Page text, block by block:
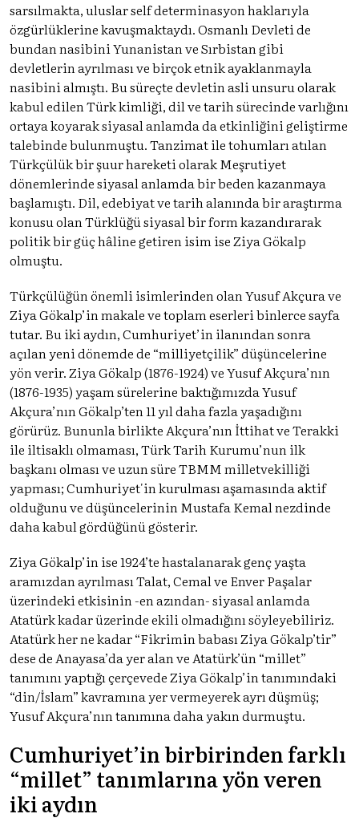
sarsılmakta, uluslar self determinasyon haklarıyla
özgürlüklerine kavuşmaktaydı. Osmanlı Devleti de
bundan nasibini Yunanistan ve Sırbistan gibi
devletlerin ayrılması ve birçok etnik ayaklanmayla
nasibini almıştı. Bu süreçte devletin asli unsuru olarak
kabul edilen Türk kimliği, dil ve tarih sürecinde varlığını
ortaya koyarak siyasal anlamda da etkinliğini geliştirme
talebinde bulunmuştu. Tanzimat ile tohumları atılan
Türkçülük bir şuur hareketi olarak Meşrutiyet
dönemlerinde siyasal anlamda bir beden kazanmaya
başlamıştı. Dil, edebiyat ve tarih alanında bir araştırma
konusu olan Türklüğü siyasal bir form kazandırarak
politik bir güç hâline getiren isim ise Ziya Gökalp
olmuştu.
Türkçülüğün önemli isimlerinden olan Yusuf Akçura ve
Ziya Gökalp’in makale ve toplam eserleri binlerce sayfa
tutar. Bu iki aydın, Cumhuriyet’in ilanından sonra
açılan yeni dönemde de “milliyetçilik” düşüncelerine
yön verir. Ziya Gökalp (1876-1924) ve Yusuf Akçura’nın
(1876-1935) yaşam sürelerine baktığımızda Yusuf
Akçura’nın Gökalp’ten 11 yıl daha fazla yaşadığını
görürüz. Bununla birlikte Akçura’nın İttihat ve Terakki
ile iltisaklı olmaması, Türk Tarih Kurumu’nun ilk
başkanı olması ve uzun süre TBMM milletvekilliği
yapması; Cumhuriyet'in kurulması aşamasında aktif
olduğunu ve düşüncelerinin Mustafa Kemal nezdinde
daha kabul gördüğünü gösterir.
Ziya Gökalp’in ise 1924’te hastalanarak genç yaşta
aramızdan ayrılması Talat, Cemal ve Enver Paşalar
üzerindeki etkisinin -en azından- siyasal anlamda
Atatürk kadar üzerinde ekili olmadığını söyleyebiliriz.
Atatürk her ne kadar “Fikrimin babası Ziya Gökalp’tir”
dese de Anayasa’da yer alan ve Atatürk’ün “millet”
tanımını yaptığı çerçevede Ziya Gökalp’in tanımındaki
“din/İslam” kavramına yer vermeyerek ayrı düşmüş;
Yusuf Akçura’nın tanımına daha yakın durmuştu.
Cumhuriyet’in birbirinden farklı
“millet” tanımlarına yön veren
iki aydın